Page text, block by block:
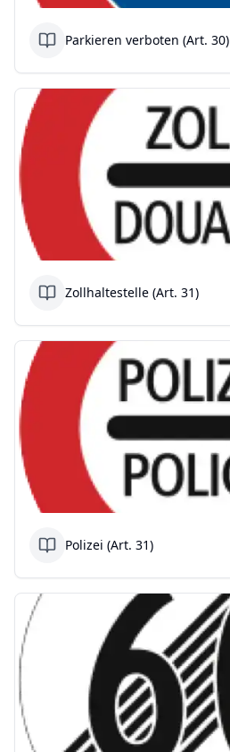
Parkieren verboten (Art. 30)
Zollhaltestelle (Art. 31)
Polizei (Art. 31)